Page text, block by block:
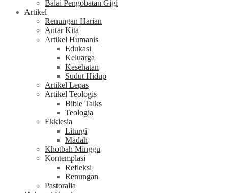
Balai Pengobatan Gigi
Artikel
Renungan Harian
Antar Kita
Artikel Humanis
Edukasi
Keluarga
Kesehatan
Sudut Hidup
Artikel Lepas
Artikel Teologis
Bible Talks
Teologia
Ekklesia
Liturgi
Madah
Khotbah Minggu
Kontemplasi
Refleksi
Renungan
Pastoralia